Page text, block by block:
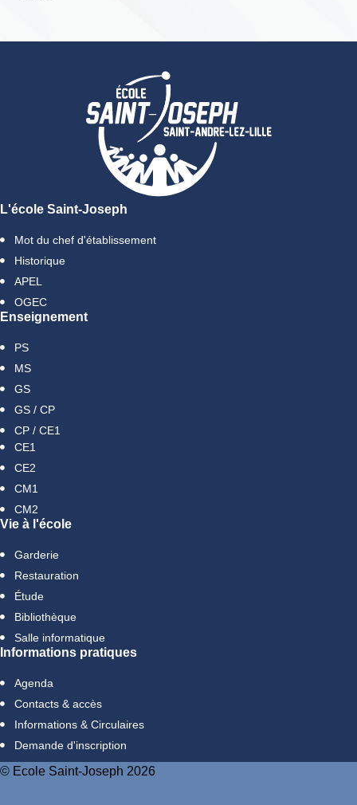
L'école Saint-Joseph
Mot du chef d'établissement
Historique
APEL
OGEC
Enseignement
PS
MS
GS
GS / CP
CP / CE1
CE1
CE2
CM1
CM2
Vie à l'école
Garderie
Restauration
Étude
Bibliothèque
Salle informatique
Informations pratiques
Agenda
Contacts & accès
Informations & Circulaires
Demande d'inscription
© Ecole Saint-Joseph 2026